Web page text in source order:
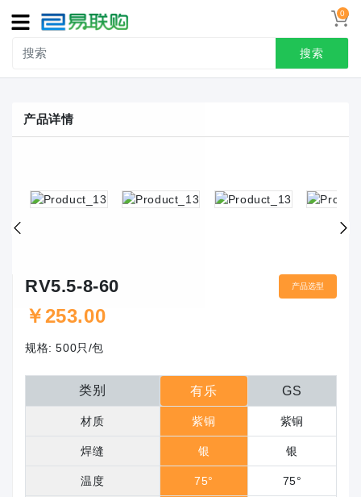
0
搜索
导
航
接线端子
联系我们
产品详情
产品选型
RV5.5-8-60
￥253.00
规格: 500只/包
类别 有乐 GS
材质 紫铜 紫铜
焊缝 银 银
温度 75° 75°